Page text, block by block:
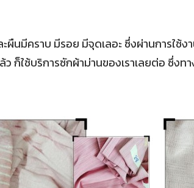
มีคราบ มีรอย มีจุดเลอะ ซึ่งผ่านการใช้ง
ก็ใช้บริการซักผ้าม่านของเราเลยต่อ ซึ่งท